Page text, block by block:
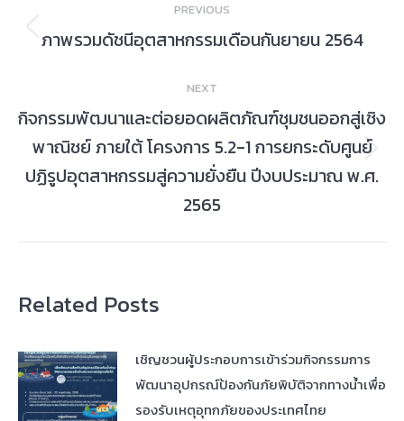
navigation
PREVIOUS
Previous
ภาพรวมดัชนีอุตสาหกรรมเดือนกันยายน 2564
NEXT
Next
post:
กิจกรรมพัฒนาและต่อยอดผลิตภัณฑ์ชุมชนออกสู่เชิง
พาณิชย์ ภายใต้ โครงการ 5.2-1 การยกระดับศูนย์
ปฏิรูปอุตสาหกรรมสู่ความยั่งยืน ปีงบประมาณ พ.ศ.
2565
Related Posts
เชิญชวนผู้ประกอบการเข้าร่วมกิจกรรมการ
พัฒนาอุปกรณ์ป้องกันภัยพิบัติจากทางน้ำเพื่อ
รองรับเหตุอุทกภัยของประเทศไทย